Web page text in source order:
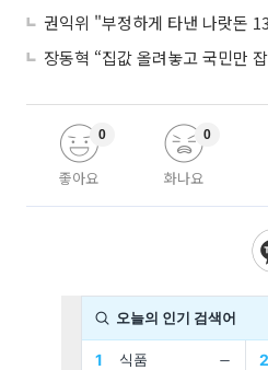
좋아요
0
화나요
0